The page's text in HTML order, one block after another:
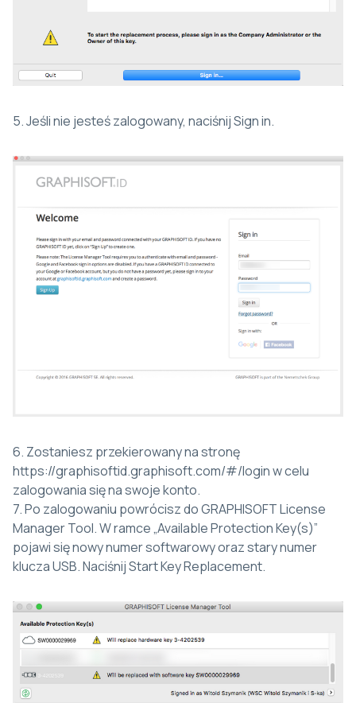
5. Jeśli nie jesteś zalogowany, naciśnij Sign in.
6. Zostaniesz przekierowany na stronę
https://graphisoftid.graphisoft.com/#/login w celu
zalogowania się na swoje konto.
7. Po zalogowaniu powrócisz do GRAPHISOFT License
Manager Tool. W ramce „Available Protection Key(s)”
pojawi się nowy numer softwarowy oraz stary numer
klucza USB. Naciśnij Start Key Replacement.